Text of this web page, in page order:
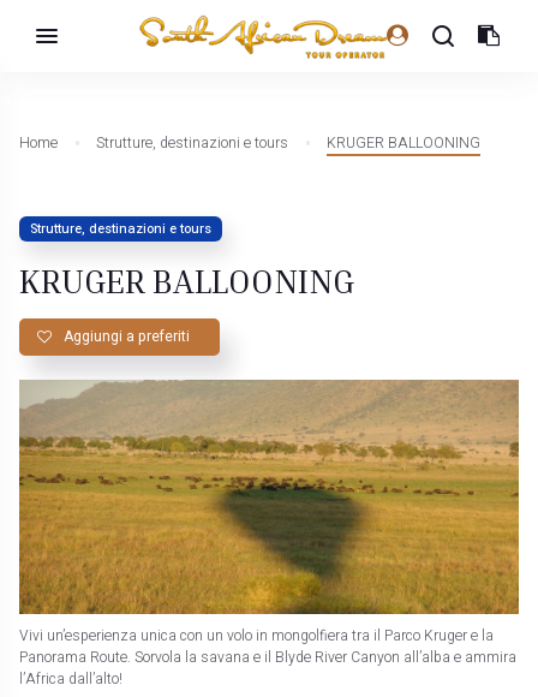
Home Strutture, destinazioni e tours KRUGER BALLOONING
Strutture, destinazioni e tours
KRUGER BALLOONING
Aggiungi a preferiti
Vivi un’esperienza unica con un volo in mongolfiera tra il Parco Kruger e la
Panorama Route. Sorvola la savana e il Blyde River Canyon all’alba e ammira
l’Africa dall’alto!